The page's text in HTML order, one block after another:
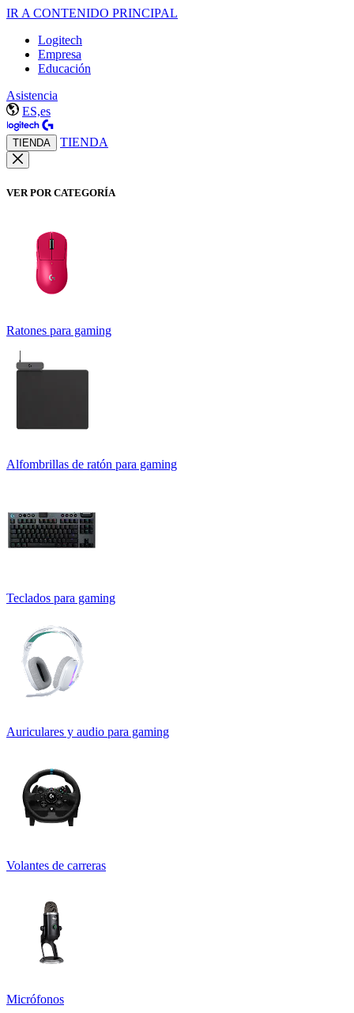
IR A CONTENIDO PRINCIPAL
Logitech
Empresa
Educación
Asistencia
ES,es
TIENDA TIENDA
VER POR CATEGORÍA
Ratones para gaming
Alfombrillas de ratón para gaming
Teclados para gaming
Auriculares y audio para gaming
Volantes de carreras
Micrófonos